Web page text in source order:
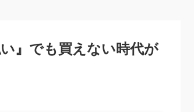
』でも買えない時代が